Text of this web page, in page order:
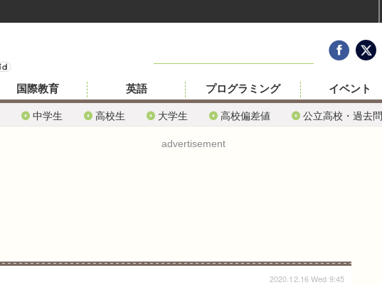
中学生 高校生 大学生 高校偏差値 公立高校・過去問
国際教育 英語 プログラミング イベント
advertisement
2020.12.16 Wed 9:45